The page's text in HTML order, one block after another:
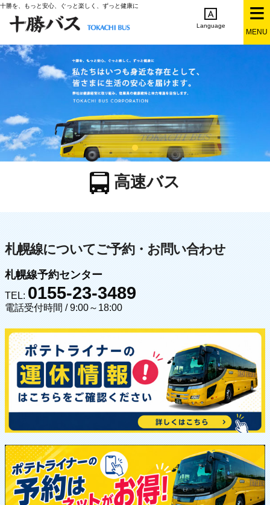
十勝を、もっと安心、ぐっと楽しく、ずっと健康に
Language
English 简体中文 繁体中文 한국어
日本語
MENU
高速バス
札幌線についてご予約・お問い合わせ
札幌線予約センター
TEL:0155-23-3489
電話受付時間 / 9:00～18:00